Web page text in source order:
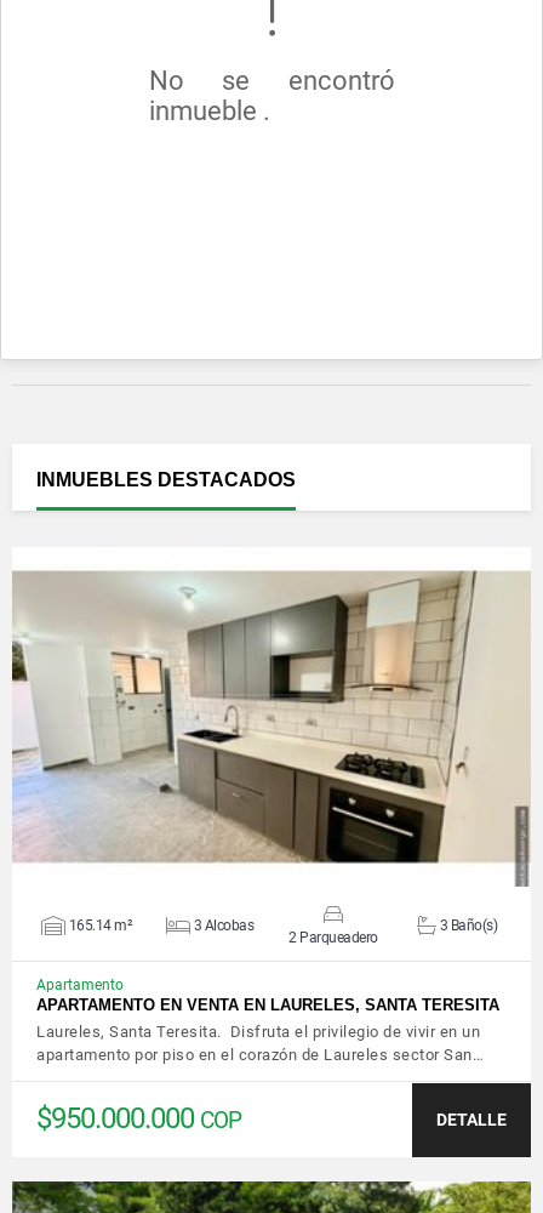
No se encontró
inmueble .
INMUEBLES DESTACADOS
VER DETALLES
165.14 m² 3 Alcobas
2 Parqueadero
3 Baño(s)
Apartamento
APARTAMENTO EN VENTA EN LAURELES, SANTA TERESITA
Laureles, Santa Teresita. Disfruta el privilegio de vivir en un
apartamento por piso en el corazón de Laureles sector San…
$950.000.000 COP DETALLE